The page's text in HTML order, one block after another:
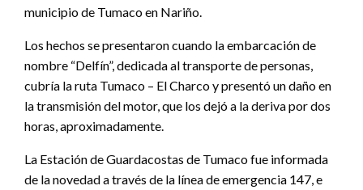
municipio de Tumaco en Nariño.
Los hechos se presentaron cuando la embarcación de
nombre “Delfín”, dedicada al transporte de personas,
cubría la ruta Tumaco – El Charco y presentó un daño en
la transmisión del motor, que los dejó a la deriva por dos
horas, aproximadamente.
La Estación de Guardacostas de Tumaco fue informada
de la novedad a través de la línea de emergencia 147, e